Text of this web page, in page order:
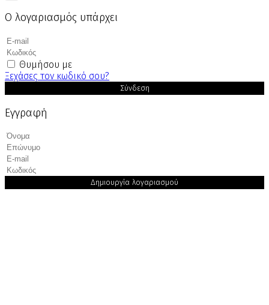
Ο λογαριασμός υπάρχει
Θυμήσου με
Ξεχάσες τον κωδικό σου?
Σύνδεση
Εγγραφή
Δημιουργία λογαριασμού